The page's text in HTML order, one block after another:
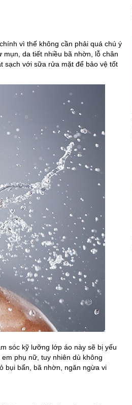
vì thế không cần phải quá chú ý
mụn, da tiết nhiều bã nhờn, lỗ chân
sạch với sữa rửa mặt để bảo vệ tốt
sóc kỹ lưỡng lớp áo này sẽ bị yếu
phụ nữ, tuy nhiên dù không
bụi bẩn, bã nhờn, ngăn ngừa vi